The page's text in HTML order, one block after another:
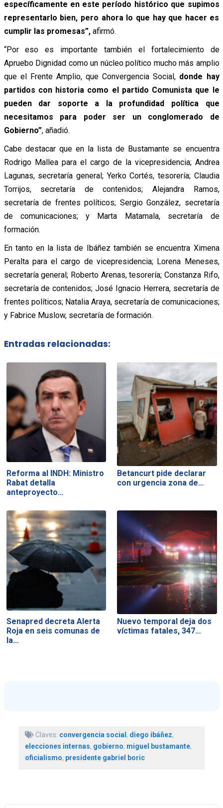
específicamente en este período histórico que supimos
representarlo bien, pero ahora lo que hay que hacer es
cumplir las promesas”, afirmó.
“Por eso es importante también el fortalecimiento de
Apruebo Dignidad como un núcleo político mucho más amplio
que el Frente Amplio, que Convergencia Social, donde hay
partidos con historia como el partido Comunista que le
pueden dar soporte a la profundidad política que
necesitamos para poder ser un conglomerado de
Gobierno”, añadió.
Cabe destacar que en la lista de Bustamante se encuentra
Rodrigo Mallea para el cargo de la vicepresidencia; Andrea
Lagunas, secretaría general; Yerko Cortés, tesorería; Claudia
Torrijos, secretaría de contenidos; Alejandra Ramos,
secretaría de frentes políticos; Sergio González, secretaría
de comunicaciones; y Marta Matamala, secretaría de
formación.
En tanto en la lista de Ibáñez también se encuentra Ximena
Peralta para el cargo de vicepresidencia; Lorena Meneses,
secretaría general; Roberto Arenas, tesorería; Constanza Rifo,
secretaría de contenidos; José Ignacio Herrera, secretaría de
frentes políticos; Natalia Araya, secretaría de comunicaciones;
y Fabrice Muslow, secretaría de formación.
Entradas relacionadas:
Reforma al INDH: Ministro
Rabat detalla
anteproyecto…
Betancurt pide declarar
con urgencia zona de…
Senapred decreta Alerta
Roja en seis comunas de
la…
Nuevo temporal deja dos
víctimas fatales, 347…
Claves: convergencia social, diego ibáñez,
elecciones internas, gobierno, miguel bustamante,
oficialismo, presidente gabriel boric